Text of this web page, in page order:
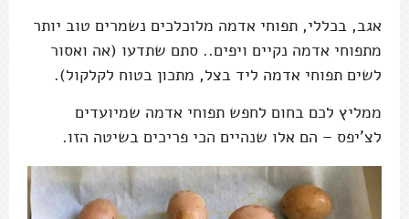
אגב, בכללי, תפוחי אדמה מלוכלכים נשמרים טוב יותר
מתפוחי אדמה נקיים ויפים.. סתם שתדעו (אה ואסור
לשים תפוחי אדמה ליד בצל, מתכון בטוח לקלקול).
ממליץ לכם בחום לחפש תפוחי אדמה שמיועדים
לצ'יפס – הם אלו שנהיים הכי פריכים בשיטה הזו.